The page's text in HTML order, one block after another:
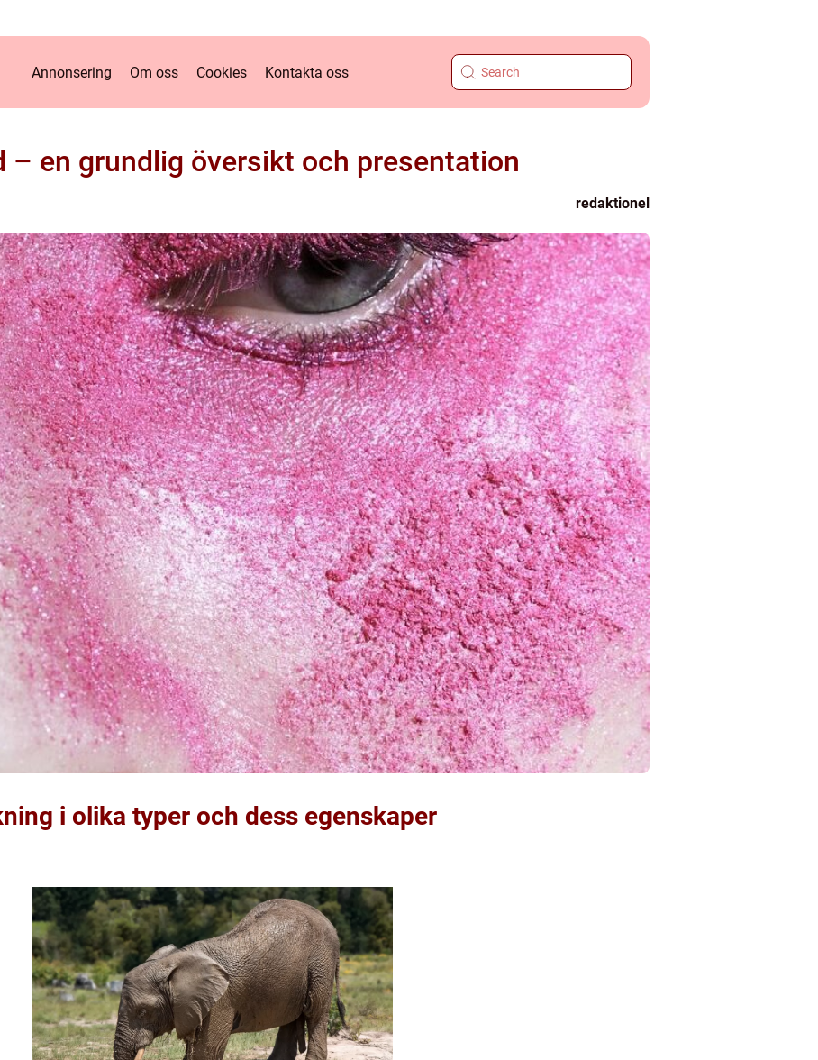
Annonsering Om oss Cookies Kontakta oss
– en grundlig översikt och presentation
redaktionel
i olika typer och dess egenskaper